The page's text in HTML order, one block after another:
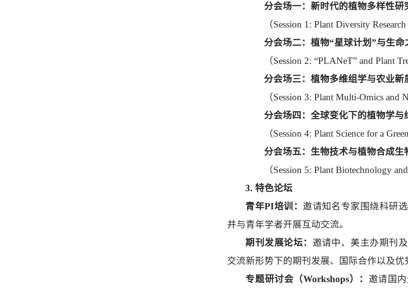
分会场一：新时代的植物多样性研
（Session 1: Plant Diversity
分会场二：植物“星球计划”与生命
（Session 2: “PLANeT” and Plant
分会场三：植物多维组学与农业新
（Session 3: Plant Multi-Omics and
分会场四：全球变化下的植物学与
（Session 4: Plant Science for a
分会场五：生物技术与植物合成生
（Session 5: Plant Biotechnology
3.特色论坛
青年PI培训： 邀请知名专家围绕科研
并与青年学者开展互动交流。
期刊发展论坛： 邀请中、美主办期刊
交流新形势下的期刊发展、国际合作以及优
专题研讨会（Workshops）： 邀请国